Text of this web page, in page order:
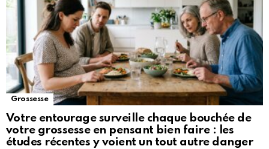
Grossesse
Votre entourage surveille chaque bouchée de
votre grossesse en pensant bien faire : les
études récentes y voient un tout autre danger